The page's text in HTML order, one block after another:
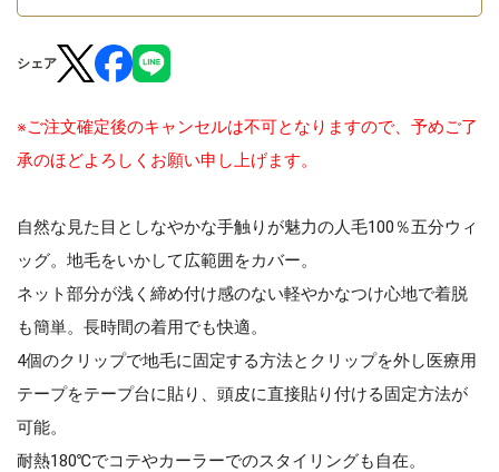
シェア
※ご注文確定後のキャンセルは不可となりますので、予めご了
承のほどよろしくお願い申し上げます。
自然な見た目としなやかな手触りが魅力の人毛100％五分ウィ
ッグ。地毛をいかして広範囲をカバー。
ネット部分が浅く締め付け感のない軽やかなつけ心地で着脱
も簡単。長時間の着用でも快適。
4個のクリップで地毛に固定する方法とクリップを外し医療用
テープをテープ台に貼り、頭皮に直接貼り付ける固定方法が
可能。
耐熱180℃でコテやカーラーでのスタイリングも自在。